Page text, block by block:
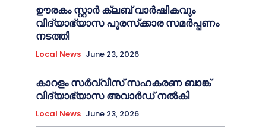
ഊരകം സ്റ്റാർ ക്ലബ് വാർഷികവും
വിദ്യാഭ്യാസ പുരസ്‌ക്കാര സമർപ്പണം
നടത്തി
Local News June 23, 2026
കാറളം സർവ്വീസ് സഹകരണ ബാങ്ക്
വിദ്യാഭ്യാസ അവാർഡ് നൽകി
Local News June 23, 2026